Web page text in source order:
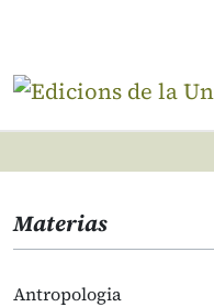
Materias
Antropologia